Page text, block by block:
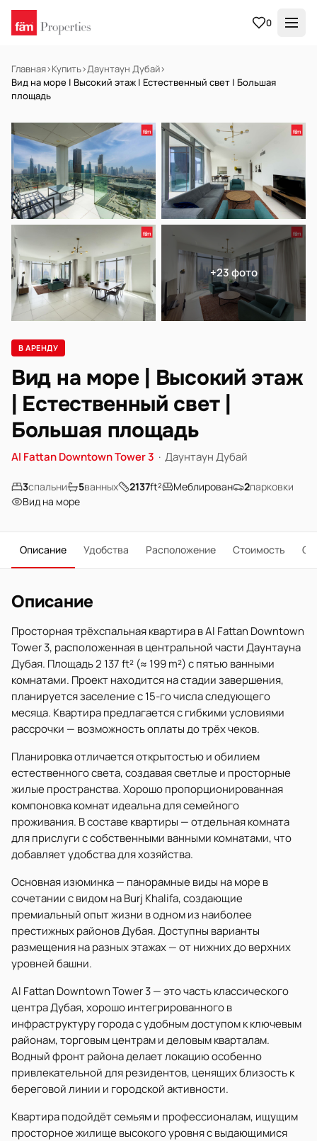
0
Главная›Купить›Даунтаун Дубай›
Вид на море | Высокий этаж | Естественный свет | Большая
площадь
В АРЕНДУ Готов к заселению
+23 фото
В АРЕНДУ
Вид на море | Высокий этаж
| Естественный свет |
Большая площадь
Al Fattan Downtown Tower 3 · Даунтаун Дубай
3спальни 5ванных 2137ft² Меблирован 2парковки
Вид на море
Описание Удобства Расположение Стоимость О
Описание
Просторная трёхспальная квартира в Al Fattan Downtown
Tower 3, расположенная в центральной части Даунтауна
Дубая. Площадь 2 137 ft² (≈ 199 m²) с пятью ванными
комнатами. Проект находится на стадии завершения,
планируется заселение с 15-го числа следующего
месяца. Квартира предлагается с гибкими условиями
рассрочки — возможность оплаты до трёх чеков.
Планировка отличается открытостью и обилием
естественного света, создавая светлые и просторные
жилые пространства. Хорошо пропорционированная
компоновка комнат идеальна для семейного
проживания. В составе квартиры — отдельная комната
для прислуги с собственными ванными комнатами, что
добавляет удобства для хозяйства.
Основная изюминка — панорамные виды на море в
сочетании с видом на Burj Khalifa, создающие
премиальный опыт жизни в одном из наиболее
престижных районов Дубая. Доступны варианты
размещения на разных этажах — от нижних до верхних
уровней башни.
Al Fattan Downtown Tower 3 — это часть классического
центра Дубая, хорошо интегрированного в
инфраструктуру города с удобным доступом к ключевым
районам, торговым центрам и деловым кварталам.
Водный фронт района делает локацию особенно
привлекательной для резидентов, ценящих близость к
береговой линии и городской активности.
Квартира подойдёт семьям и профессионалам, ищущим
просторное жилище высокого уровня с выдающимися